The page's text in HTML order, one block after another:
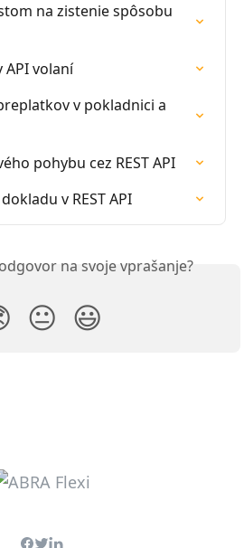
na zistenie spôsobu
volaní
v pokladnici a
pohybu cez REST API
v REST API
na svoje vprašanje?
😐 😃